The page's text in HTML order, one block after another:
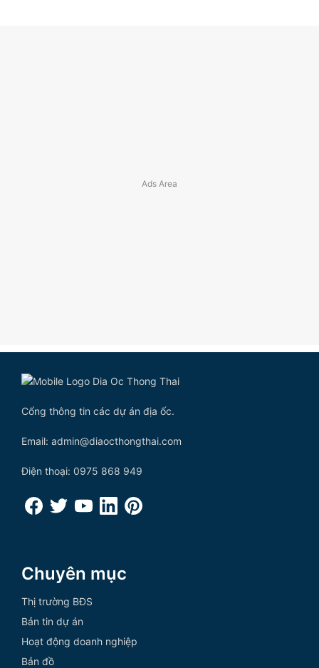
Cổng thông tin các dự án địa ốc.
Email: admin@diaocthongthai.com
Điện thoại: 0975 868 949
Chuyên mục
Thị trường BĐS
Bản tin dự án
Hoạt động doanh nghiệp
Bản đồ